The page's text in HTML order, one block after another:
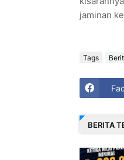
jaminan
Tags
BERITA